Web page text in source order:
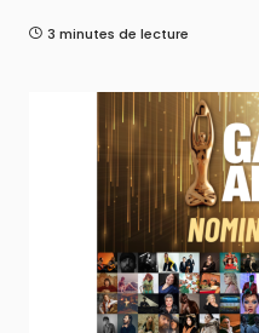
3 minutes de lecture